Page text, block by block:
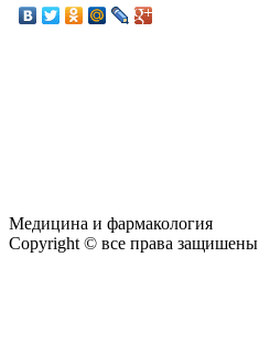
Медицина и фармакология
Copyright © все права защишены